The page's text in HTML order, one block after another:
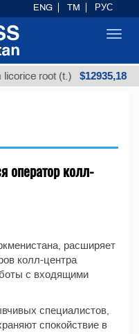
root (t.) $12935,18
оператор колл-
расширяет
колл-центра
с входящими
специалистов,
спокойствие в
ENG TM РУС